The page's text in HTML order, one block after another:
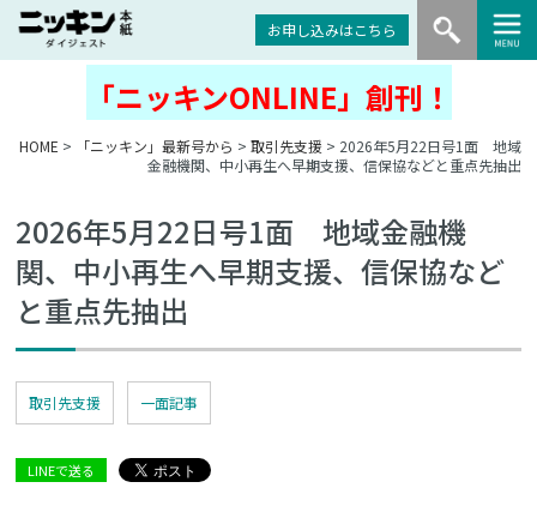
お申し込みはこちら
「ニッキンONLINE」創刊！
HOME > 「ニッキン」最新号から > 取引先支援 > 2026年5月22日号1面 地域
金融機関、中小再生へ早期支援、信保協などと重点先抽出
2026年5月22日号1面 地域金融機
関、中小再生へ早期支援、信保協など
と重点先抽出
取引先支援 一面記事
LINEで送る